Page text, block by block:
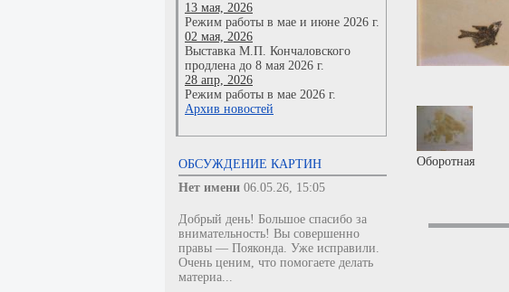
13 мая, 2026
Режим работы в мае и июне 2026 г.
02 мая, 2026
Выставка М.П. Кончаловского
продлена до 8 мая 2026 г.
28 апр, 2026
Режим работы в мае 2026 г.
Архив новостей
ОБСУЖДЕНИЕ КАРТИН
Нет имени 06.05.26, 15:05
Добрый день! Большое спасибо за
внимательность! Вы совершенно
правы — Пояконда. Уже исправили.
Очень ценим, что помогаете делать
материа...
Оборотная